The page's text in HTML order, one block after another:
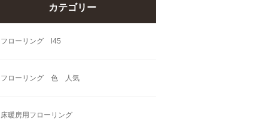
カテゴリー
フローリング l45
フローリング 色 人気
床暖房用フローリング